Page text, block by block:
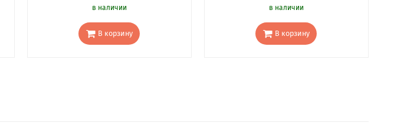
в наличии
В корзину
в наличии
В корзину